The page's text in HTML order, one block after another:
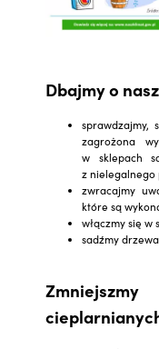
Dbajmy o
sprawdzajmy,
zagrożona
w sklepach
z nielegalnego
zwracajmy
które są
włączmy się
sadźmy